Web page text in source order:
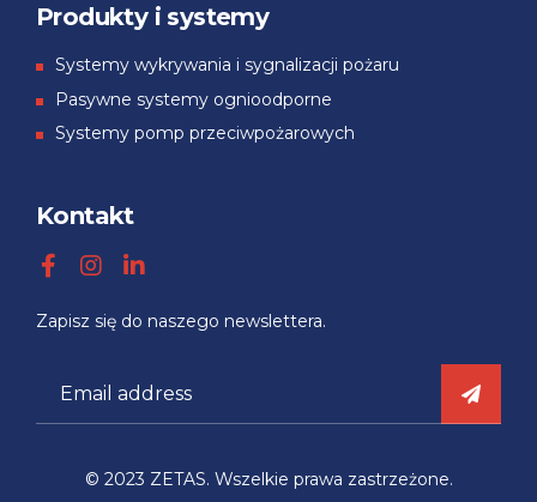
Produkty i systemy
Systemy wykrywania i sygnalizacji pożaru
Pasywne systemy ognioodporne
Systemy pomp przeciwpożarowych
Kontakt
Zapisz się do naszego newslettera.
© 2023 ZETAS. Wszelkie prawa zastrzeżone.